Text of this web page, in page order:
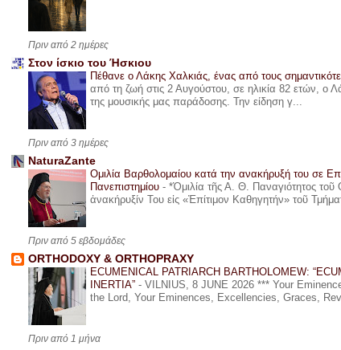
Πριν από 2 ημέρες
Στον ίσκιο του Ήσκιου
Πέθανε ο Λάκης Χαλκιάς, ένας από τους
από τη ζωή στις 2 Αυγούστου, σε ηλικία 82 ετών, ο
της μουσικής μας παράδοσης. Την είδηση γ...
Πριν από 3 ημέρες
NaturaZante
Ομιλία Βαρθολομαίου κατά την ανακήρυξή του σε
Πανεπιστημίου - *Ὁμιλία τῆς Α. Θ. Παναγιότητος τοῦ
ἀνακήρυξίν Του εἰς «Ἐπίτιμον Καθηγητήν» τοῦ
Πριν από 5 εβδομάδες
ORTHODOXY & ORTHOPRAXY
ECUMENICAL PATRIARCH BARTHOLOMEW:
INERTIA” - VILNIUS, 8 JUNE 2026 *** Your
the Lord, Your Eminences, Excellencies, Graces,
Πριν από 1 μήνα